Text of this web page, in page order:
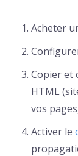
Acheter
Copier et
HTML
vos
Activer le